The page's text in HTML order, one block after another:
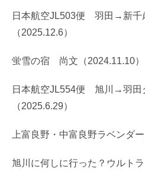
日本航空JL503便 羽田→新千
（2025.12.6）
蛍雪の宿 尚文（2024.11.10）
日本航空JL554便 旭川→羽田
（2025.6.29）
上富良野・中富良野ラベンダ
旭川に何しに行った？ウルト